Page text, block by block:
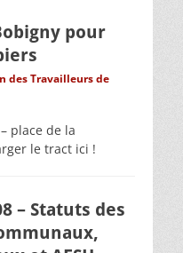
pour
des Travailleurs de
place de la
le tract ici !
– Statuts des